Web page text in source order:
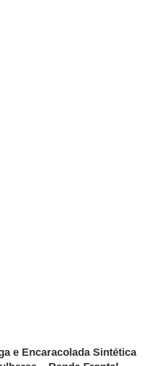
e Encaracolada Sintética